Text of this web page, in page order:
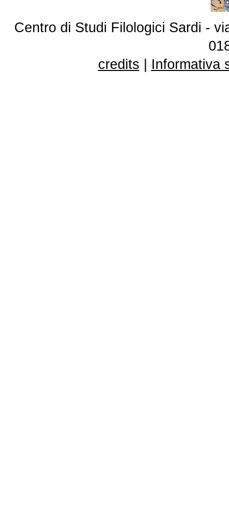
Centro di Studi Filologici Sardi -
credits
Informativa